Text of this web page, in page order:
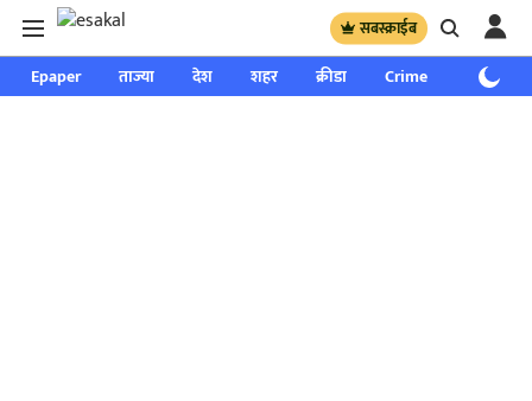
सबस्क्राईब
Epaper ताज्या देश शहर क्रीडा Crime साप्ताहिक